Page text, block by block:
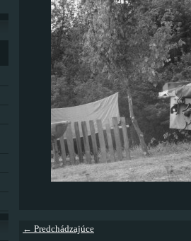
← Predchádzajúce